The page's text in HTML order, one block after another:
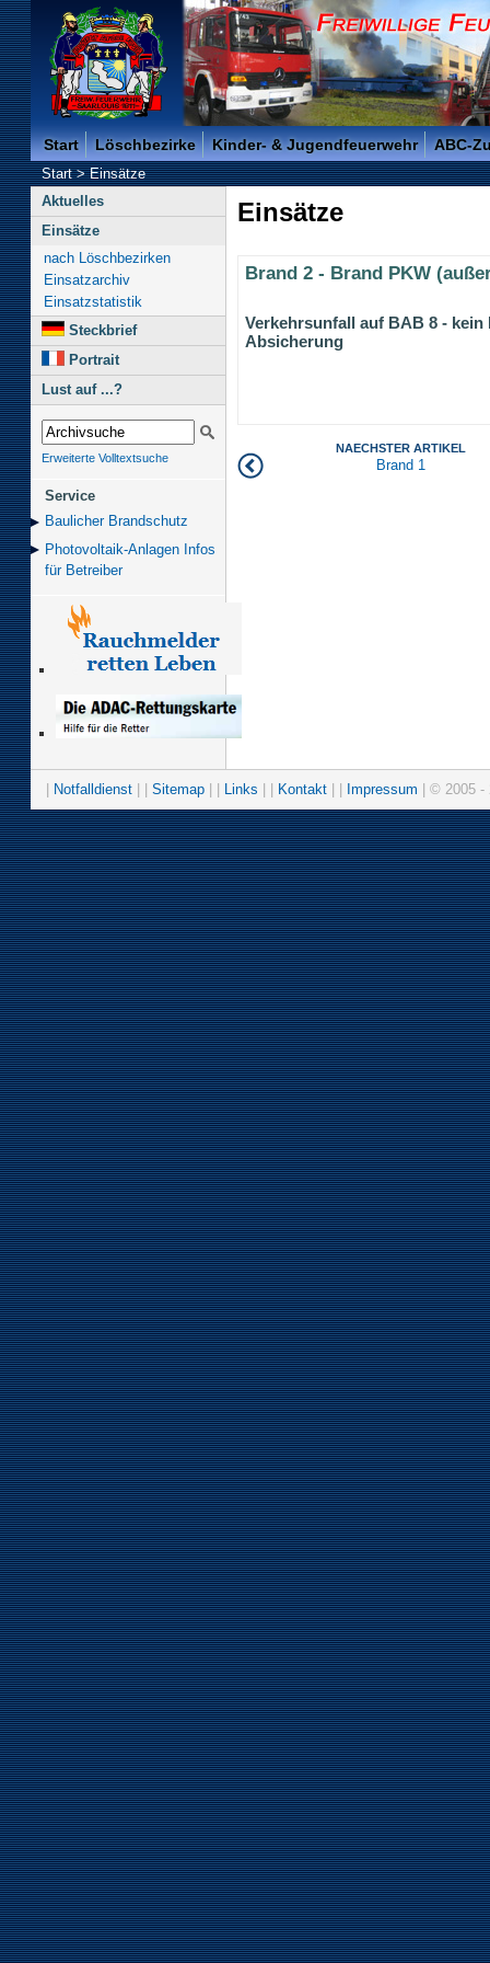
Freiwillige Feuerwehr der Kreisstadt Saarlouis -
Start Löschbezirke Kinder- & Jugendfeuerwehr ABC-
Start>Einsätze
Aktuelles
Einsätze
nach Löschbezirken
Einsatzarchiv
Einsatzstatistik
Steckbrief
Portrait
Lust auf ...?
Erweiterte Volltextsuche
Service
Baulicher Brand­schutz
Photovoltaik-Anlagen Infos
für Betreiber
Einsätze
Brand 2 - Brand PKW
Verkehrsunfall auf BAB 8 - kein
Absicherung
NAECHSTER ARTIKEL
Brand 1
Notfalldienst Sitemap Links Kontakt Impressum | © 2005 -